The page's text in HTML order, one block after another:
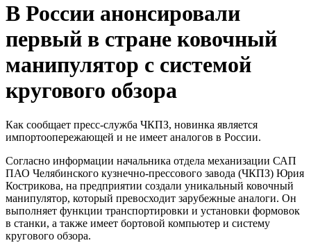
В России анонсировали
первый в стране ковочный
манипулятор с системой
кругового обзора
Как сообщает пресс-служба ЧКПЗ, новинка является
импортоопережающей и не имеет аналогов в России.
Согласно информации начальника отдела механизации САП
ПАО Челябинского кузнечно-прессового завода (ЧКПЗ) Юрия
Кострикова, на предприятии создали уникальный ковочный
манипулятор, который превосходит зарубежные аналоги. Он
выполняет функции транспортировки и установки формовок
в станки, а также имеет бортовой компьютер и систему
кругового обзора.